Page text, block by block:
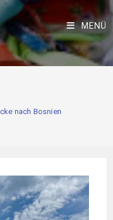
MENÜ
nach Bosnien